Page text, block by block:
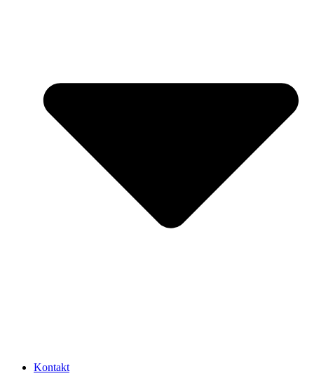
Kontakt